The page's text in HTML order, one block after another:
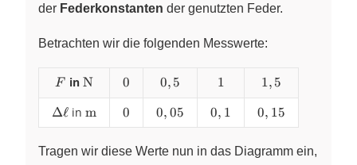
der Federkonstanten der genutzten Feder.
Betrachten wir die folgenden Messwerte:
F
F in \pu{N}
N 0
0 0,5
0, 5 1
1 1,5
1, 5
\Delta
\ell
Δℓ in \pu{m}
m 0
0 0,05
0, 05 0,1
0, 1 0,15
0, 15
Tragen wir diese Werte nun in das Diagramm ein,